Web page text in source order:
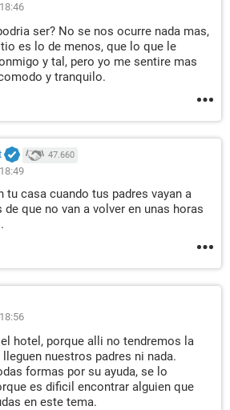
ser? No se nos ocurre nada mas,
es lo de menos, que lo que le
y tal, pero yo me sentire mas
y tranquilo.
47.660
tu casa cuando tus padres vayan a
que no van a volver en unas horas
hotel, porque alli no tendremos la
nuestros padres ni nada.
formas por su ayuda, se lo
es dificil encontrar alguien que
en este tema.